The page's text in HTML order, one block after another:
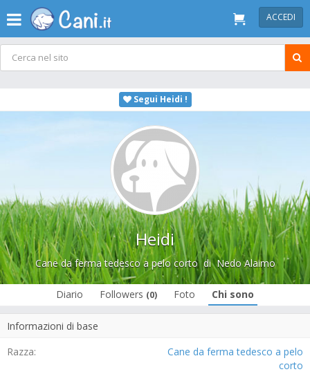
ACCEDI
Segui Heidi !
Heidi
Cane da ferma tedesco a pelo cortodiNedo Alaimo
Diario Followers (0) Foto Chi sono
Informazioni di base
Razza:
Cane da ferma tedesco a pelo
corto